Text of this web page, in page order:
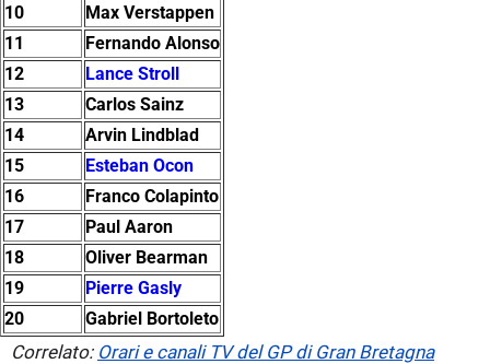
10
Max Verstappen
11
Fernando Alonso
12
Lance Stroll
13
Carlos Sainz
14
Arvin Lindblad
15
Esteban Ocon
16
Franco Colapinto
17
Paul Aaron
18
Oliver Bearman
19
Pierre Gasly
20
Gabriel Bortoleto
Correlato: Orari e canali TV del GP di Gran Bretagna